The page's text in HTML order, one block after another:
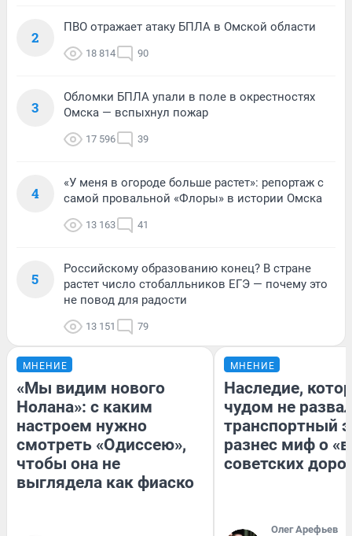
2
ПВО отражает атаку БПЛА в Омской области
18 814 90
3
Обломки БПЛА упали в поле в окрестностях
Омска — вспыхнул пожар
17 596 39
4
«У меня в огороде больше растет»: репортаж с
самой провальной «Флоры» в истории Омска
13 163 41
5
Российскому образованию конец? В стране
растет число стобалльников ЕГЭ — почему это
не повод для радости
13 151 79
МНЕНИЕ
«Мы видим нового
Нолана»: с каким
настроем нужно
смотреть «Одиссею»,
чтобы она не
выглядела как фиаско
МНЕНИЕ
Наследие,
чудом не
транспортный
разнес миф о
советских
Олег Арефьев